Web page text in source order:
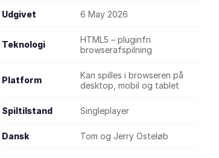
Udgivet 6 May 2026
Teknologi
HTML5 – pluginfri
browserafspilning
Platform
Kan spilles i browseren på
desktop, mobil og tablet
Spiltilstand Singleplayer
Dansk Tom og Jerry Osteløb